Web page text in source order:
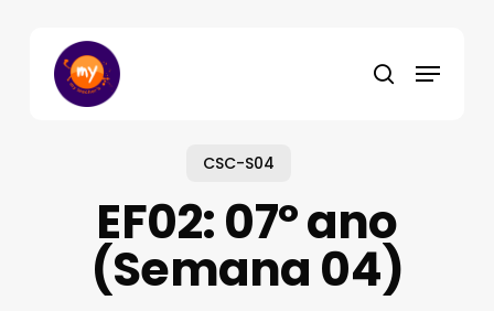
content
search
Menu
CSC-S04
EF02: 07º ano
(Semana 04)